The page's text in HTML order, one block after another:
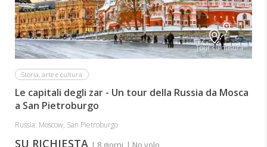
Tour su misura
Storia, arte e cultura
Le capitali degli zar - Un tour della Russia da Mosca
a San Pietroburgo
Russia: Moscow, San Pietroburgo
SU RICHIESTA | 8 giorni | No volo